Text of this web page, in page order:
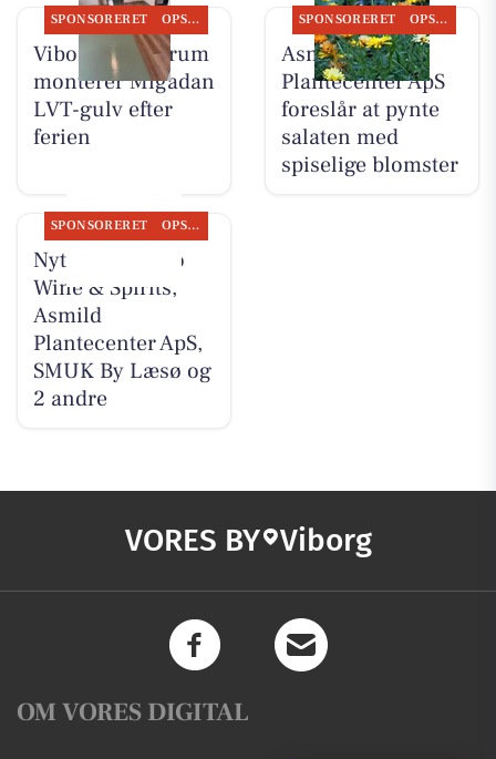
SPONSORERET OPSLAGSTAVLEN
Viborg Gulvforum
monterer Migadan
LVT-gulv efter
ferien
SPONSORERET OPSLAGSTAVLEN
Asmild
Plantecenter ApS
foreslår at pynte
salaten med
spiselige blomster
SPONSORERET OPSLAGSTAVLEN
Nyt fra Lahvino
Wine & Spirits,
Asmild
Plantecenter ApS,
SMUK By Læsø og
2 andre
VORES BY Viborg
OM VORES DIGITAL